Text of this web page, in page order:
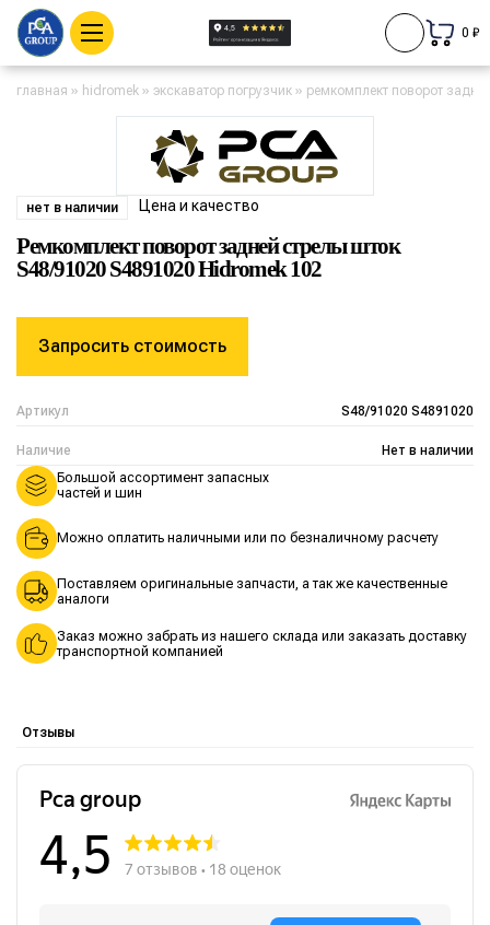
0 ₽
главная » hidromek » экскаватор погрузчик » ремкомплект поворот
нет в наличии Цена и качество
Ремкомплект поворот задней стрелы шток
S48/91020 S4891020 Hidromek 102
Артикул S48/91020 S4891020
Наличие Нет в наличии
Запросить стоимость
Большой ассортимент запасных
частей и шин
Можно оплатить наличными или по безналичному расчету
Поставляем оригинальные запчасти, а так же качественные
аналоги
Заказ можно забрать из нашего склада или заказать доставку
транспортной компанией
Отзывы